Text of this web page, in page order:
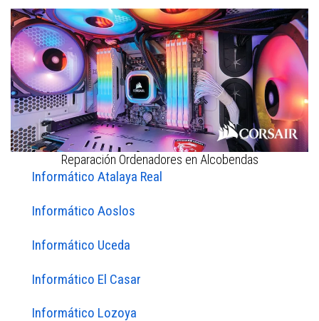
Reparación Ordenadores en Alcobendas
Informático Atalaya Real
Informático Aoslos
Informático Uceda
Informático El Casar
Informático Lozoya